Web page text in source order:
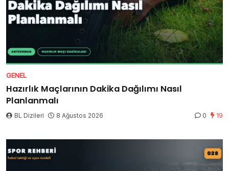
GENEL
Hazırlık Maçlarının Dakika Dağılımı Nasıl
Planlanmalı
BL Dizileri 8 Ağustos 2026 0 19